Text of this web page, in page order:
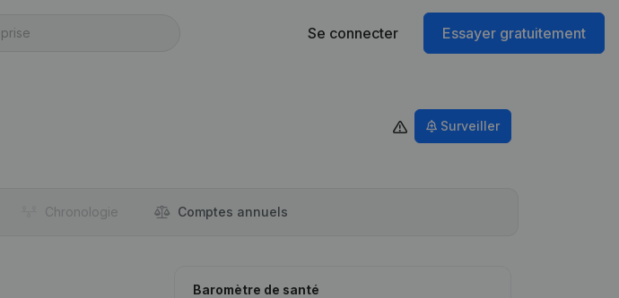
Se connecter Essayer gratuitement
Surveiller
Chronologie Comptes annuels
Baromètre de santé